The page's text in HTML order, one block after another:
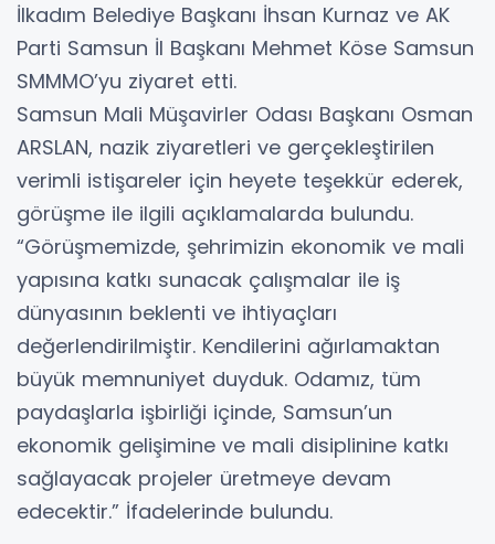
İlkadım Belediye Başkanı İhsan Kurnaz ve AK
Parti Samsun İl Başkanı Mehmet Köse Samsun
SMMMO’yu ziyaret etti.
Samsun Mali Müşavirler Odası Başkanı Osman
ARSLAN, nazik ziyaretleri ve gerçekleştirilen
verimli istişareler için heyete teşekkür ederek,
görüşme ile ilgili açıklamalarda bulundu.
“Görüşmemizde, şehrimizin ekonomik ve mali
yapısına katkı sunacak çalışmalar ile iş
dünyasının beklenti ve ihtiyaçları
değerlendirilmiştir. Kendilerini ağırlamaktan
büyük memnuniyet duyduk. Odamız, tüm
paydaşlarla işbirliği içinde, Samsun’un
ekonomik gelişimine ve mali disiplinine katkı
sağlayacak projeler üretmeye devam
edecektir.” İfadelerinde bulundu.